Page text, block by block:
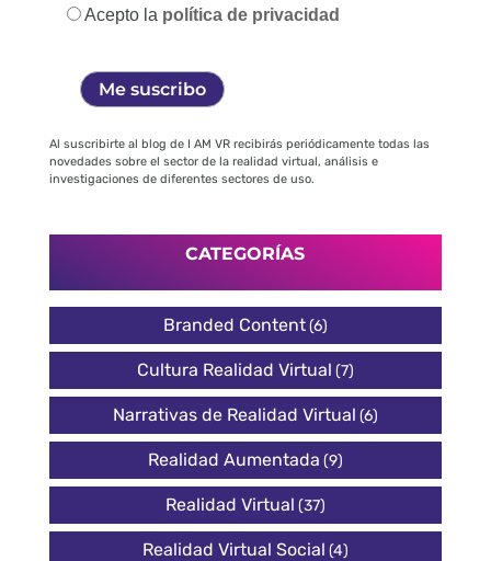
Acepto la política de privacidad
Al suscribirte al blog de I AM VR recibirás periódicamente todas las
novedades sobre el sector de la realidad virtual, análisis e
investigaciones de diferentes sectores de uso.
CATEGORÍAS
Branded Content(6)
Cultura Realidad Virtual (7)
Narrativas de Realidad Virtual (6)
Realidad Aumentada (9)
Realidad Virtual (37)
Realidad Virtual Social (4)